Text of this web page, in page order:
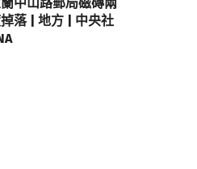
落 | 地方 | 中央社